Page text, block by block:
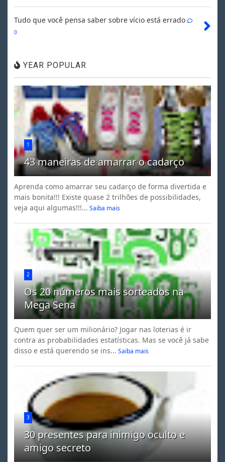
Tudo que você pensa saber sobre vício está errado
0
YEAR POPULAR
1
43 maneiras de amarrar o cadarço
Aprenda como amarrar seu cadarço de forma divertida e
mais bonita!!! Existe quase 2 trilhões de possibilidades,
veja aqui algumas!!!... Saiba mais
2
Os 20 números mais sorteados na
Mega Sena
Quem quer ser um milionário? Jogar nas loterias é ir
contra as probabilidades estatísticas. Mas se você já sabe
disso e está querendo se ins... Saiba mais
3
30 presentes para inimigo oculto e
amigo secreto